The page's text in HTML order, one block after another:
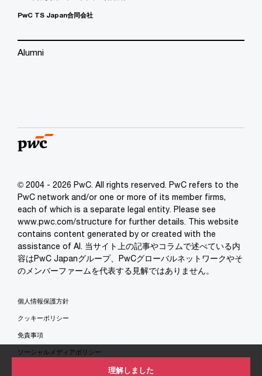
理解しました
PwC TS Japan合同会社
Alumni
© 2004 - 2026 PwC. All rights reserved. PwC refers to the
PwC network and/or one or more of its member firms,
each of which is a separate legal entity. Please see
www.pwc.com/structure for further details. This website
contains content generated by or created with the
assistance of AI. 当サイト上の記事やコラムで述べている内
容はPwC Japanグループ、PwCグローバルネットワークやそ
のメンバーファームを代表する見解ではありません。
個人情報保護方針
クッキーポリシー
免責事項
ソーシャルメディアポリシー